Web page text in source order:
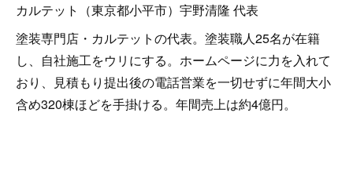
カルテット（東京都小平市）宇野清隆 代表
塗装専門店・カルテットの代表。塗装職人25名が在籍
し、自社施工をウリにする。ホームページに力を入れて
おり、見積もり提出後の電話営業を一切せずに年間大小
含め320棟ほどを手掛ける。年間売上は約4億円。